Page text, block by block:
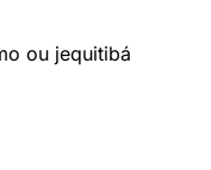
ou jequitibá